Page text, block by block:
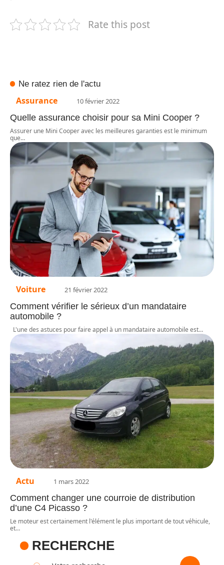
Rate this post
Ne ratez rien de l'actu
Assurance 10 février 2022
Quelle assurance choisir pour sa Mini Cooper ?
Assurer une Mini Cooper avec les meilleures garanties est le minimum
que…
Voiture 21 février 2022
Comment vérifier le sérieux d’un mandataire
automobile ?
L'une des astuces pour faire appel à un mandataire automobile est…
Actu 1 mars 2022
Comment changer une courroie de distribution
d’une C4 Picasso ?
Le moteur est certainement l'élément le plus important de tout véhicule,
et…
RECHERCHE